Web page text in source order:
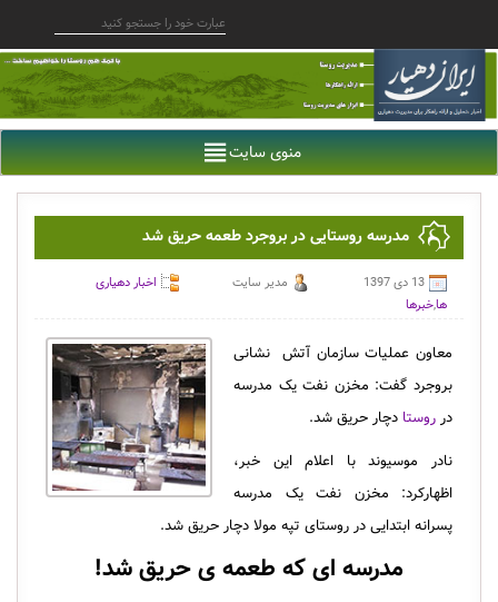
منوی سایت
مدرسه روستایی در بروجرد طعمه حریق شد
13 دی 1397 مدیر سایت
اخبار دهیاری
ها,خبرها
معاون عملیات سازمان آتش ‎ نشانی
بروجرد گفت: مخزن نفت یک مدرسه
در روستا دچار حریق شد.
نادر موسیوند با اعلام این خبر،
اظهارکرد: مخزن نفت یک مدرسه
پسرانه ابتدایی در روستای تپه مولا دچار حریق شد.
مدرسه ای که طعمه ی حریق شد!